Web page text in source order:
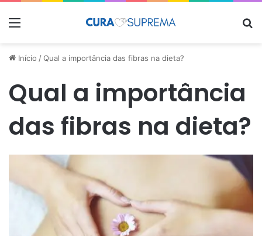
Menu
Início /Qual a importância das fibras na dieta?
Qual a importância
das fibras na dieta?